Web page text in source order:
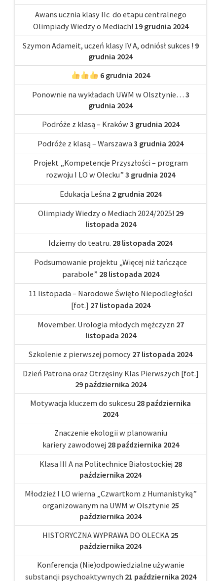
Awans ucznia klasy IIc do etapu centralnego
Olimpiady Wiedzy o Mediach! 19 grudnia 2024
Szymon Adameit, uczeń klasy IV A, odniósł sukces ! 9
grudnia 2024
6 grudnia 2024
Ponownie na wykładach UWM w Olsztynie… 3
grudnia 2024
Podróże z klasą – Kraków 3 grudnia 2024
Podróże z klasą – Warszawa 3 grudnia 2024
Projekt „Kompetencje Przyszłości – program
rozwoju I LO w Olecku” 3 grudnia 2024
Edukacja Leśna 2 grudnia 2024
Olimpiady Wiedzy o Mediach 2024/2025! 29
listopada 2024
Idziemy do teatru. 28 listopada 2024
Podsumowanie projektu „Więcej niż tańczące
parabole” 28 listopada 2024
11 listopada – Narodowe Święto Niepodległości
[fot.] 27 listopada 2024
Movember. Urologia młodych mężczyzn 27
listopada 2024
Szkolenie z pierwszej pomocy 27 listopada 2024
Dzień Patrona oraz Otrzęsiny Klas Pierwszych [fot.]
29 października 2024
Motywacja kluczem do sukcesu 28 października
2024
Znaczenie ekologii w planowaniu
kariery zawodowej 28 października 2024
Klasa III A na Politechnice Białostockiej 28
października 2024
Młodzież I LO wierna „Czwartkom z Humanistyką”
organizowanym na UWM w Olsztynie 25
października 2024
HISTORYCZNA WYPRAWA DO OLECKA 25
października 2024
Konferencja (Nie)odpowiedzialne używanie
substancji psychoaktywnych 21 października 2024